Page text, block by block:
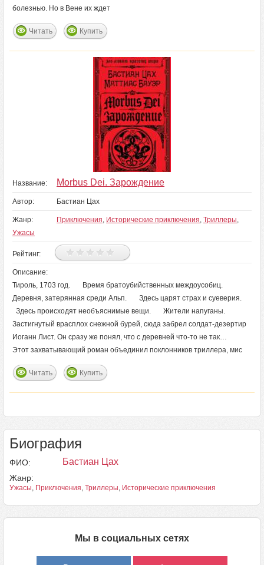
болезнью. Но в Вене их ждет
Читать Купить
Название: Morbus Dei. Зарождение
Автор: Бастиан Цах
Жанр: Приключения, Исторические приключения, Триллеры,
Ужасы
Рейтинг:
Описание:
Тироль, 1703 год. Время братоубийственных междоусобиц.
Деревня, затерянная среди Альп. Здесь царят страх и суеверия.
Здесь происходят необъяснимые вещи. Жители напуганы.
Застигнутый врасплох снежной бурей, сюда забрел солдат-дезертир
Иоганн Лист. Он сразу же понял, что с деревней что-то не так…
Этот захватывающий роман объединил поклонников триллера, мис
Читать Купить
Биография
ФИО: Бастиан Цах
Жанр:
Ужасы, Приключения, Триллеры, Исторические приключения
Мы в социальных сетях